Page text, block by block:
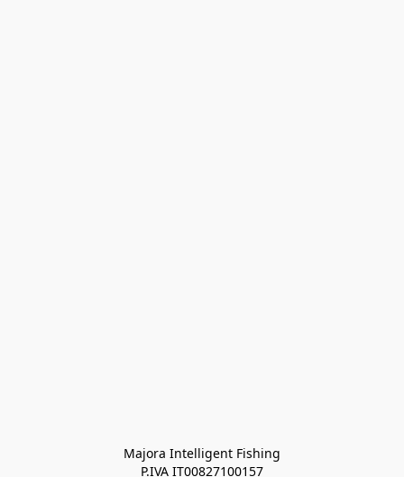
Majora Intelligent Fishing
P.IVA IT00827100157